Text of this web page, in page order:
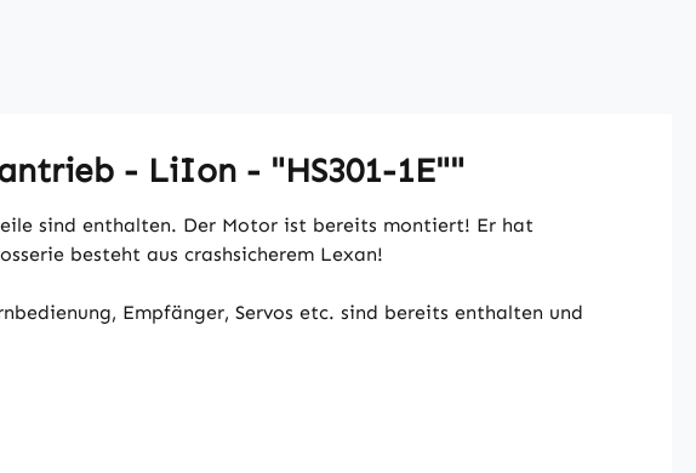
- LiIon - "HS301-1E""
sind enthalten. Der Motor ist bereits montiert! Er hat
besteht aus crashsicherem Lexan!
Empfänger, Servos etc. sind bereits enthalten und